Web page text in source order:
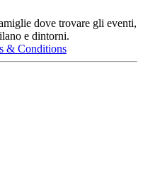
dove trovare gli eventi,
e dintorni.
& Conditions